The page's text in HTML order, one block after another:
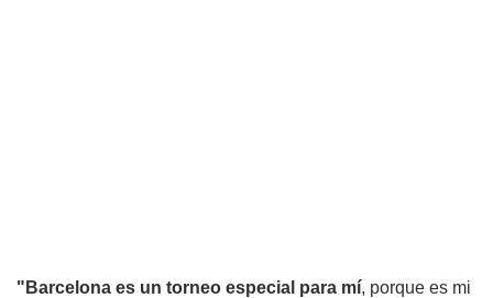
"Barcelona es un torneo especial para mí, porque es mi